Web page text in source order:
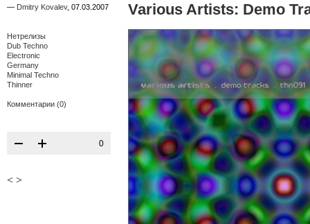
— Dmitry Kovalev, 07.03.2007
Нетрелизы
Dub Techno
Electronic
Germany
Minimal Techno
Thinner
Комментарии (0)
0
< >
Various Artists: Demo